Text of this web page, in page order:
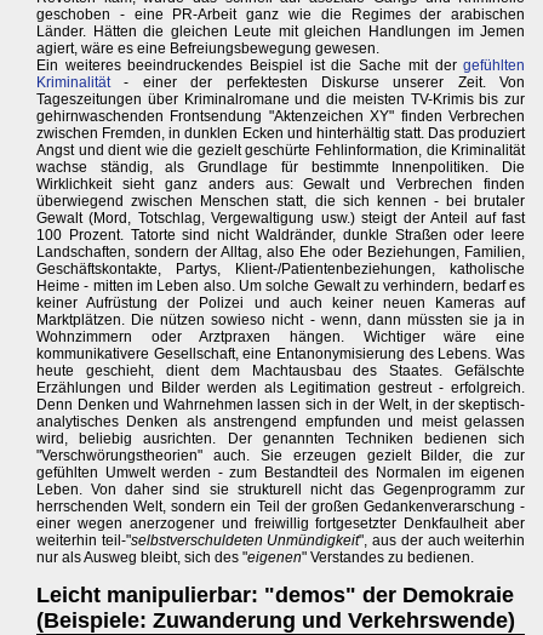
geschoben - eine PR-Arbeit ganz wie die Regimes der arabischen
Länder. Hätten die gleichen Leute mit gleichen Handlungen im Jemen
agiert, wäre es eine Befreiungsbewegung gewesen.
Ein weiteres beeindruckendes Beispiel ist die Sache mit dergefühlten
Kriminalität- einer der perfektesten Diskurse unserer Zeit. Von
Tageszeitungen über Kriminalromane und die meisten TV-Krimis bis zur
gehirnwaschenden Frontsendung "Aktenzeichen XY" finden Verbrechen
zwischen Fremden, in dunklen Ecken und hinterhältig statt. Das produziert
Angst und dient wie die gezielt geschürte Fehlinformation, die Kriminalität
wachse ständig, als Grundlage für bestimmte Innenpolitiken. Die
Wirklichkeit sieht ganz anders aus: Gewalt und Verbrechen finden
überwiegend zwischen Menschen statt, die sich kennen - bei brutaler
Gewalt (Mord, Totschlag, Vergewaltigung usw.) steigt der Anteil auf fast
100 Prozent. Tatorte sind nicht Waldränder, dunkle Straßen oder leere
Landschaften, sondern der Alltag, also Ehe oder Beziehungen, Familien,
Geschäftskontakte, Partys, Klient-/Patientenbeziehungen, katholische
Heime - mitten im Leben also. Um solche Gewalt zu verhindern, bedarf es
keiner Aufrüstung der Polizei und auch keiner neuen Kameras auf
Marktplätzen. Die nützen sowieso nicht - wenn, dann müssten sie ja in
Wohnzimmern oder Arztpraxen hängen. Wichtiger wäre eine
kommunikativere Gesellschaft, eine Entanonymisierung des Lebens. Was
heute geschieht, dient dem Machtausbau des Staates. Gefälschte
Erzählungen und Bilder werden als Legitimation gestreut - erfolgreich.
Denn Denken und Wahrnehmen lassen sich in der Welt, in der skeptisch-
analytisches Denken als anstrengend empfunden und meist gelassen
wird, beliebig ausrichten. Der genannten Techniken bedienen sich
"Verschwörungstheorien" auch. Sie erzeugen gezielt Bilder, die zur
gefühlten Umwelt werden - zum Bestandteil des Normalen im eigenen
Leben. Von daher sind sie strukturell nicht das Gegenprogramm zur
herrschenden Welt, sondern ein Teil der großen Gedankenverarschung -
einer wegen anerzogener und freiwillig fortgesetzter Denkfaulheit aber
weiterhin teil-"selbstverschuldeten Unmündigkeit", aus der auch weiterhin
nur als Ausweg bleibt, sich des "eigenen" Verstandes zu bedienen.
Leicht manipulierbar: "demos" der Demokraie
(Beispiele: Zuwanderung und Verkehrswende)